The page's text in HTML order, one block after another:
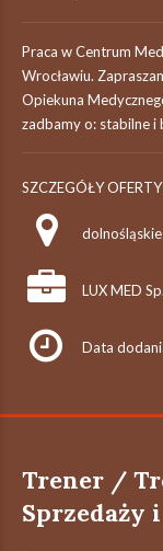
Praca w Centrum
Wrocławiu.
Opiekuna
zadbamy o: stabilne i
SZCZEGÓŁY OFERTY
LUX MED
Data
Trener /
Sprzedaży